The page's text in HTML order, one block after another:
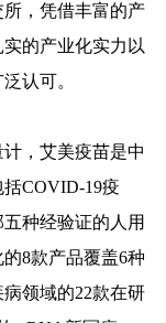
，凭借丰富的产
的产业化实力以
认可。
，艾美疫苗是中
COVID-19疫
种经验证的人用
8款产品覆盖6种
领域的22款在研